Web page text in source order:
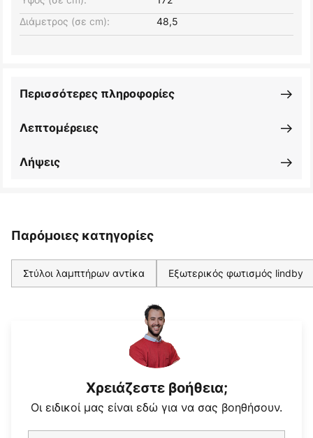
Διάμετρος (σε cm):
48,5
Λεπτομέρειες
Περισσότερες πληροφορίες
Λήψεις
Παρόμοιες κατηγορίες
Στύλοι λαμπτήρων αντίκα Εξωτερικός φωτισμός lindby
Χρειάζεστε βοήθεια;
Οι ειδικοί μας είναι εδώ για να σας βοηθήσουν.